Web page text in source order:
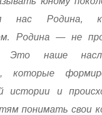
нас Родина,
Родина — не
наше
которые
истории и
понимать свои